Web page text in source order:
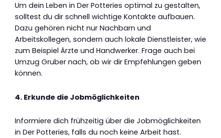
Um dein Leben in Der Potteries optimal zu gestalten,
solltest du dir schnell wichtige Kontakte aufbauen.
Dazu gehören nicht nur Nachbarn und
Arbeitskollegen, sondern auch lokale Dienstleister, wie
zum Beispiel Ärzte und Handwerker. Frage auch bei
Umzug Gruber nach, ob wir dir Empfehlungen geben
können.
4. Erkunde die Jobmöglichkeiten
Informiere dich frühzeitig über die Jobmöglichkeiten
in Der Potteries, falls du noch keine Arbeit hast.